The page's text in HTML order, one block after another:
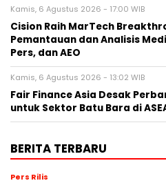
Kamis, 6 Agustus 2026 - 17:00 WIB
Cision Raih MarTech
Pemantauan dan Analisis
Pers, dan AEO
Kamis, 6 Agustus 2026 - 13:02 WIB
Fair Finance Asia Desak
untuk Sektor Batu Bara di
BERITA TERBARU
Pers Rilis